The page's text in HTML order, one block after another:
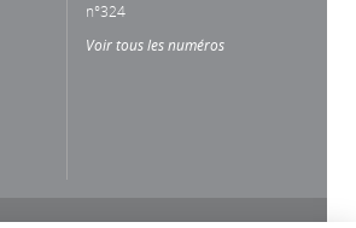
n°324
Voir tous les numéros